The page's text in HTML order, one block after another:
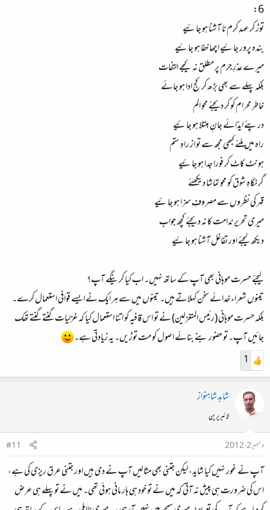
6:
توڑ کر عہدِ کرم نا آشنا ہو جائيے
بندہ پرور جائيے اچھا خفا ہو جائيے
ميرے عذرِ جرم پر مطلق نہ کيجے التفات
بلکہ پہلے سے بھی بڑھ کر کج ادا ہو جائے
خاطر محرام کو کر ديجئے محوِ الم
درپئے ايذائے جانِ مبتلا ہو جائيے
راہ ميں ملئے کبھی مجھ سے تو از راہِ ستم
ہونٹ کاٹ کر فورا جدا ہو جائيے
گر نگاہِ شوق کو محوِ تماشا ديکھئے
قہر کی نظروں سے مصروفِ سزا ہو جائيے
ميری تحريرِ ندامت کا نہ ديجئے کچھ جواب
ديکھ ليجئے اور تفاغل آشنا ہو جائيے
لیجئے حسرت موہانی بھی آپ کے ساتھ نہیں۔ اب کیا کرینگے آپ؟
تینوں شعراء خدائے سخن کہلاتے ہیں۔ تینوں میں سے ہر ایک نے ایسے قوافی استعمال کرے۔
بلکہ حسرت موہانی (رئیس المتغزلین) نے تو اس قافیہ کو اتنا استعمال کیا کہ غزلیات گنتے گنتے تھک
جائیں آپ۔ تو حضور بنے بنائے اصول کو مت توڑیں۔ یہ زیادتی ہے۔
1
شاہد شاہنواز
لائبریرین
دسمبر 2، 2012
#11
آپ نے غور نہیں کیا شاید، لیکن جتنی بھی مثالیں آپ نے دی ہیں اور جتنی عرق ریزی کی ہے،
اس کی ضرورت ہی پیش نہ آتی کہ میں نے تو خود ہی ہار مانی ہوئی تھی۔ میں نے توپہلے ہی عرض